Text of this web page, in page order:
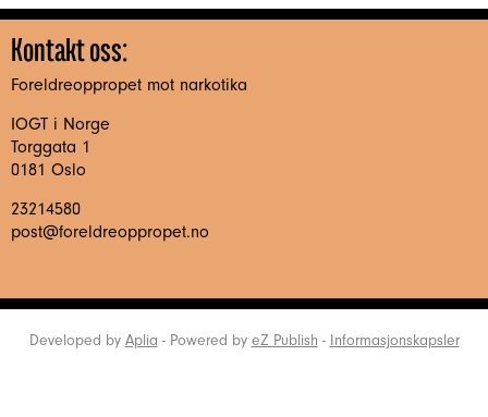
Kontakt oss:
Foreldreoppropet mot narkotika
IOGT i Norge
Torggata 1
0181 Oslo
23214580
post@foreldreoppropet.no
Developed by Aplia - Powered by eZ Publish - Informasjonskapsler